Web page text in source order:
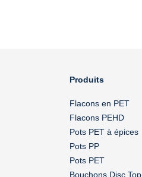
Produits
Flacons en PET
Flacons PEHD
Pots PET à épices
Pots PP
Pots PET
Bouchons Disc Top